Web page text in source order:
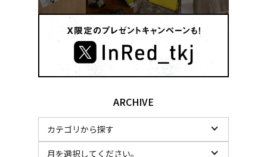
ARCHIVE